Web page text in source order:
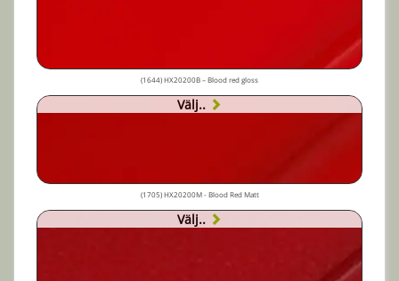
(1644) HX20200B – Blood red gloss
Välj..
(1705) HX20200M - Blood Red Matt
Välj..